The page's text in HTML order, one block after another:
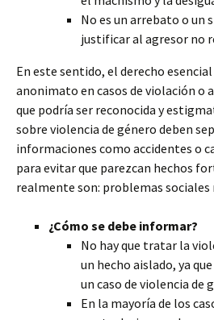
No es un arrebato o un
justificar al agresor no
En este sentido, el derecho
anonimato en casos de violación o
que podría ser reconocida y
sobre violencia de género deben
informaciones como accidentes o
para evitar que parezcan hechos
realmente son: problemas sociales
¿Cómo se debe informar?
No hay que tratar la
un hecho aislado, ya
un caso de violencia de
En la mayoría de los